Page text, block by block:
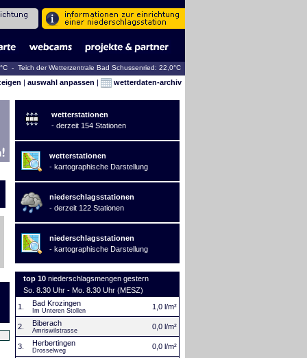
- Teich der Wetterzentrale Bad Schussenried: 22,0°C
| auswahl anpassen | wetterdaten-archiv
wetterstationen
- derzeit 154 Stationen
wetterstationen
- kartographische Darstellung
niederschlagsstationen
- derzeit 122 Stationen
niederschlagsstationen
- kartographische Darstellung
top 10 niederschlagsmengen gestern
So. 8.30 Uhr - Mo. 8.30 Uhr (MESZ)
1.
Bad Krozingen
Im Unteren Stollen 1,0 l/m²
2. Biberach
Amriswilstrasse 0,0 l/m²
3. Herbertingen
Drosselweg 0,0 l/m²